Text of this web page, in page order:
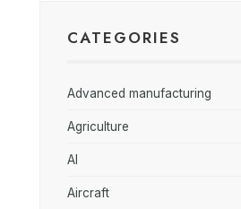
CATEGORIES
Advanced manufacturing
Agriculture
AI
Aircraft